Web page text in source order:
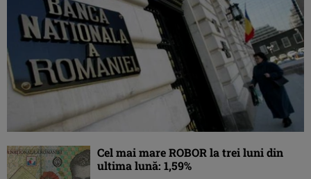
Cel mai mare ROBOR la trei luni din
ultima lună: 1,59%